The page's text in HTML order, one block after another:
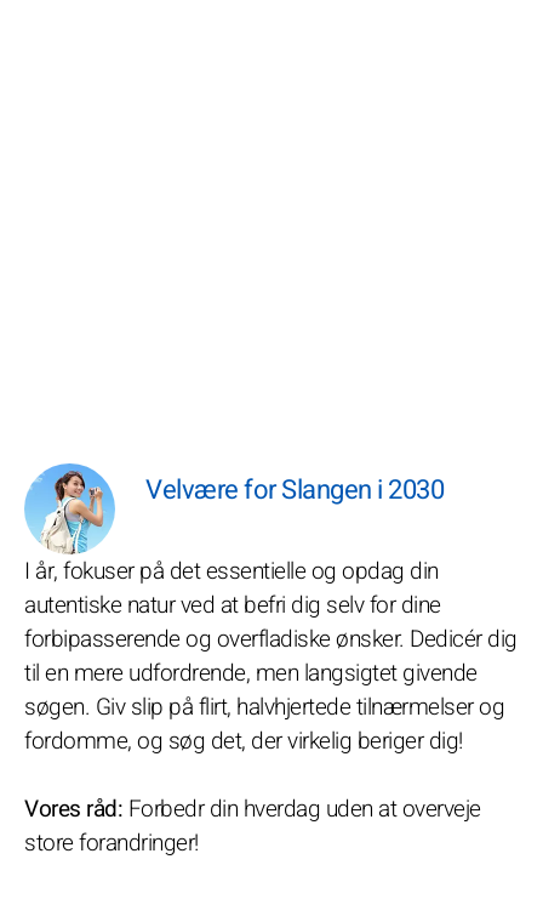
Velvære for Slangen i 2030
I år, fokuser på det essentielle og opdag din
autentiske natur ved at befri dig selv for dine
forbipasserende og overfladiske ønsker. Dedicér dig
til en mere udfordrende, men langsigtet givende
søgen. Giv slip på flirt, halvhjertede tilnærmelser og
fordomme, og søg det, der virkelig beriger dig!
Vores råd: Forbedr din hverdag uden at overveje
store forandringer!